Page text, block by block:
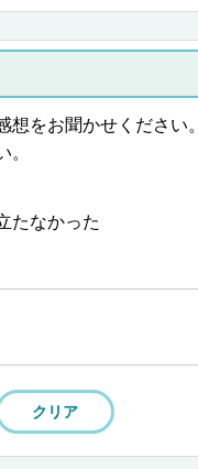
をお聞かせください。
たなかった